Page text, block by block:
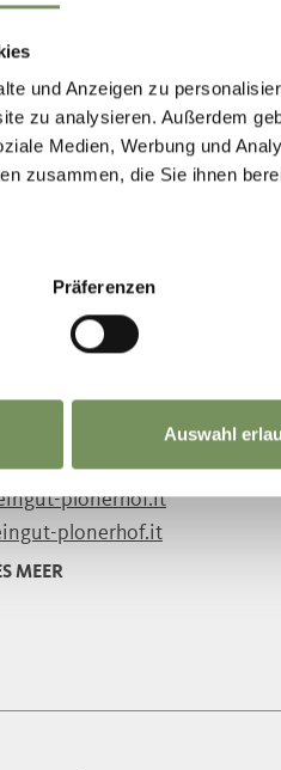
und Anzeigen zu
zu analysieren. Außerdem
Medien, Werbung und
zusammen, die Sie ihnen
Präferenzen
Auswahl
447 180
124 3907
plonerhof.it
plonerhof.it
MEER